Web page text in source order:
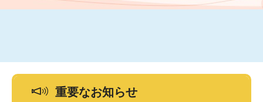
重要なお知らせ